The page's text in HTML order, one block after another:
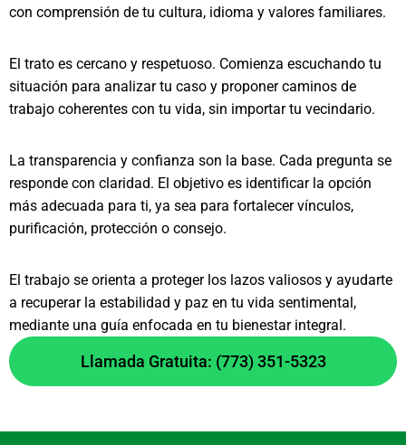
con comprensión de tu cultura, idioma y valores familiares.
El trato es cercano y respetuoso. Comienza escuchando tu
situación para analizar tu caso y proponer caminos de
trabajo coherentes con tu vida, sin importar tu vecindario.
La transparencia y confianza son la base. Cada pregunta se
responde con claridad. El objetivo es identificar la opción
más adecuada para ti, ya sea para fortalecer vínculos,
purificación, protección o consejo.
El trabajo se orienta a proteger los lazos valiosos y ayudarte
a recuperar la estabilidad y paz en tu vida sentimental,
mediante una guía enfocada en tu bienestar integral.
Llamada Gratuita: (773) 351-5323